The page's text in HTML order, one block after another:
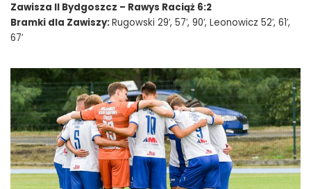
Zawisza II Bydgoszcz – Rawys Raciąż 6:2
Bramki dla Zawiszy:Rugowski 29′, 57′, 90′, Leonowicz 52′, 61′,
67′